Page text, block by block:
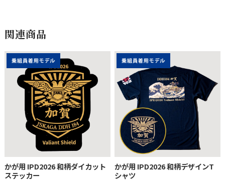
関連商品
かが用 IPD2026 和柄ダイカット
ステッカー
かが用 IPD2026 和柄デザインT
シャツ